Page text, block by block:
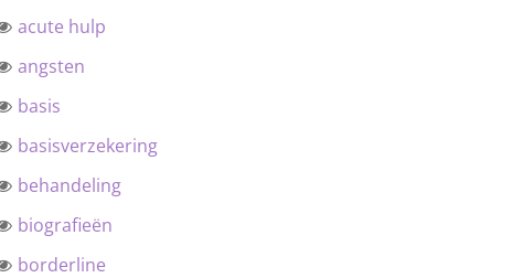
acute hulp
angsten
basis
basisverzekering
behandeling
biografieën
borderline